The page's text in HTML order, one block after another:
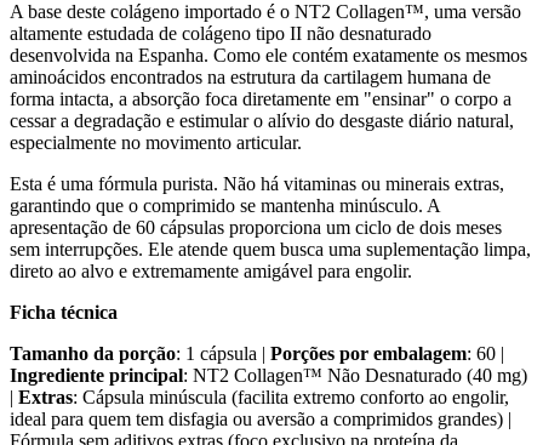
A base deste colágeno importado é o NT2 Collagen™, uma versão
altamente estudada de colágeno tipo II não desnaturado
desenvolvida na Espanha. Como ele contém exatamente os mesmos
aminoácidos encontrados na estrutura da cartilagem humana de
forma intacta, a absorção foca diretamente em "ensinar" o corpo a
cessar a degradação e estimular o alívio do desgaste diário natural,
especialmente no movimento articular.
Esta é uma fórmula purista. Não há vitaminas ou minerais extras,
garantindo que o comprimido se mantenha minúsculo. A
apresentação de 60 cápsulas proporciona um ciclo de dois meses
sem interrupções. Ele atende quem busca uma suplementação limpa,
direto ao alvo e extremamente amigável para engolir.
Ficha técnica
Tamanho da porção: 1 cápsula | Porções por embalagem: 60 |
Ingrediente principal: NT2 Collagen™ Não Desnaturado (40 mg)
| Extras: Cápsula minúscula (facilita extremo conforto ao engolir,
ideal para quem tem disfagia ou aversão a comprimidos grandes) |
Fórmula sem aditivos extras (foco exclusivo na proteína da